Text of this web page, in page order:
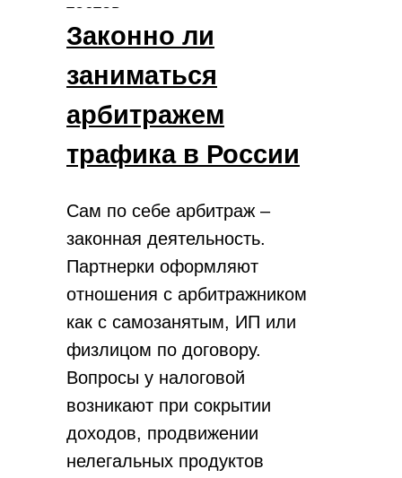
тестов.
Законно ли
заниматься
арбитражем
трафика в России
Сам по себе арбитраж –
законная деятельность.
Партнерки оформляют
отношения с арбитражником
как с самозанятым, ИП или
физлицом по договору.
Вопросы у налоговой
возникают при сокрытии
доходов, продвижении
нелегальных продуктов